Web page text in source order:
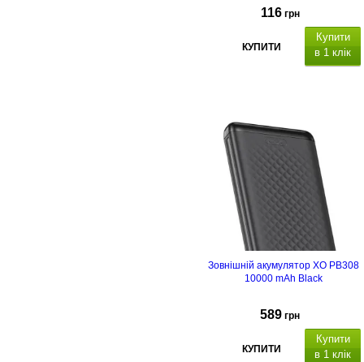
116 грн
КУПИТИ
Купити
в 1 клік
Зовнішній акумулятор XO PB308
10000 mAh Black
589 грн
КУПИТИ
Купити
в 1 клік